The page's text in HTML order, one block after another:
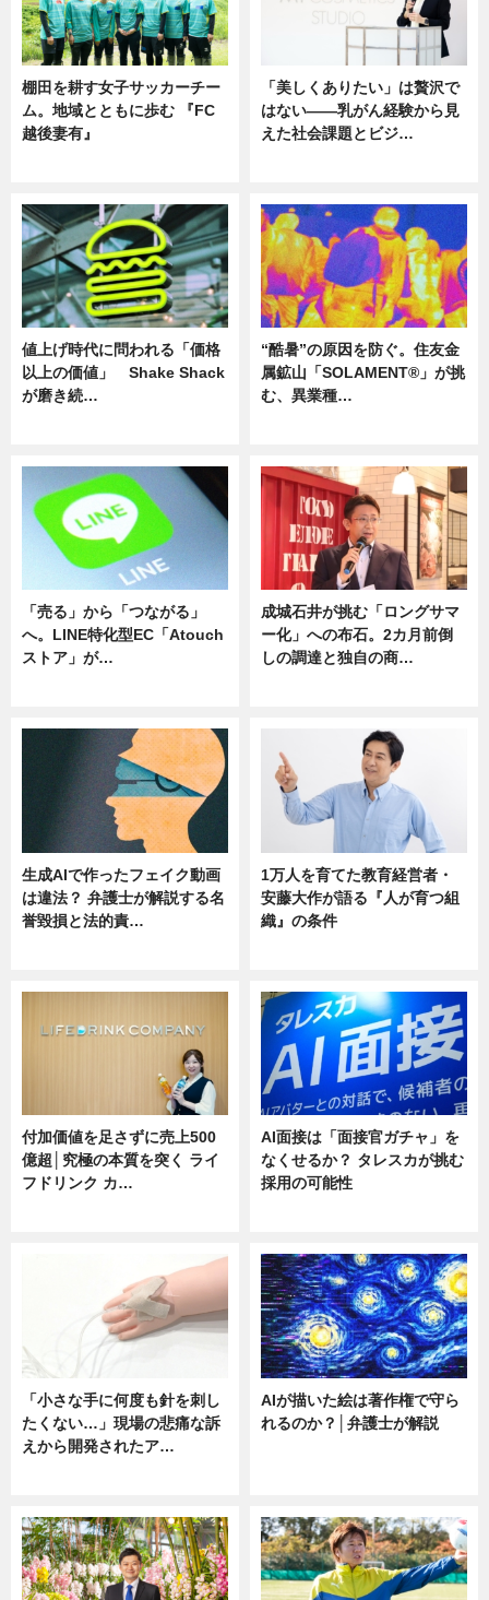
棚田を耕す女子サッカーチー
ム。地域とともに歩む 『FC
越後妻有』
「美しくありたい」は贅沢で
はない――乳がん経験から見
えた社会課題とビジ…
値上げ時代に問われる「価格
以上の価値」 Shake Shack
が磨き続…
“酷暑”の原因を防ぐ。住友金
属鉱山「SOLAMENT®」が挑
む、異業種…
「売る」から「つながる」
へ。LINE特化型EC「Atouch
ストア」が…
成城石井が挑む「ロングサマ
ー化」への布石。2カ月前倒
しの調達と独自の商…
生成AIで作ったフェイク動画
は違法？ 弁護士が解説する名
誉毀損と法的責…
1万人を育てた教育経営者・
安藤大作が語る『人が育つ組
織』の条件
付加価値を足さずに売上500
億超│究極の本質を突く ライ
フドリンク カ…
AI面接は「面接官ガチャ」を
なくせるか？ タレスカが挑む
採用の可能性
「小さな手に何度も針を刺し
たくない…」現場の悲痛な訴
えから開発されたア…
AIが描いた絵は著作権で守ら
れるのか？│弁護士が解説